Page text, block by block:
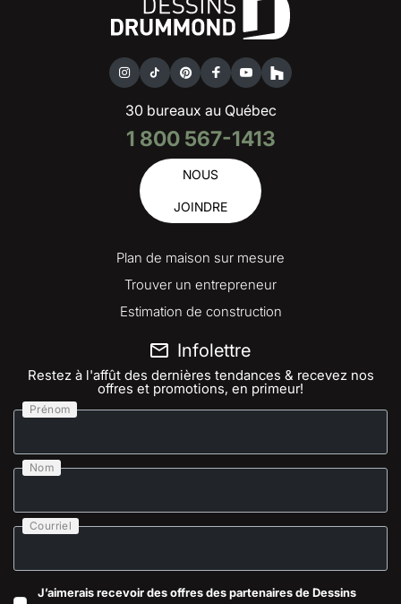
30 bureaux au Québec
1 800 567-1413
NOUS
JOINDRE
Plan de maison sur mesure
Trouver un entrepreneur
Estimation de construction
Infolettre
Restez à l'affût des dernières tendances & recevez nos
offres et promotions, en primeur!
Prénom
Nom
Courriel
J’aimerais recevoir des offres des partenaires de Dessins